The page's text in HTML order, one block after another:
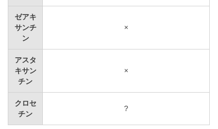
ゼアキ
サンチ
ン
×
アスタ
キサン
チン
×
クロセ
チン
?